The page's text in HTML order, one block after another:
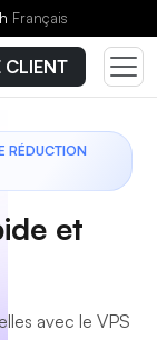
Français
CLIENT
RÉDUCTION
et
avec le VPS